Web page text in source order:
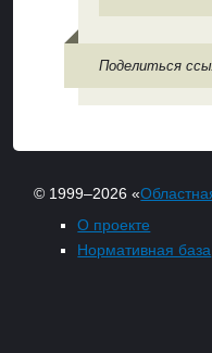
Поделиться
© 1999–2026 «
О проекте
Нормативная база